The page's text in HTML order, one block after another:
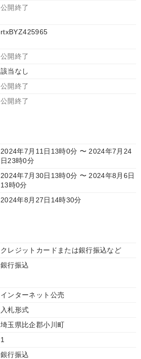
公開終了
rtxBYZ425965
公開終了
該当なし
公開終了
公開終了
2024年7月11日13時0分 〜 2024年7月24
日23時0分
2024年7月30日13時0分 〜 2024年8月6日
13時0分
2024年8月27日14時30分
クレジットカードまたは銀行振込など
銀行振込
インターネット公売
入札形式
埼玉県比企郡小川町
1
銀行振込